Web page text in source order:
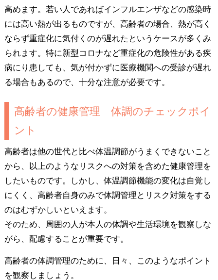
高めます。若い人であればインフルエンザなどの感染時
には高い熱が出るものですが、高齢者の場合、熱が高く
ならず重症化に気付くのが遅れたというケースが多くみ
られます。特に新型コロナなど重症化の危険性がある疾
病にり患しても、気が付かずに医療機関への受診が遅れ
る場合もあるので、十分な注意が必要です。
高齢者の健康管理 体調のチェックポイ
ント
高齢者は他の世代と比べ体温調節がうまくできないこと
から、以上のようなリスクへの対策を含めた健康管理を
したいものです。しかし、体温調節機能の変化は自覚し
にくく、高齢者自身のみで体調管理とリスク対策をする
のはむずかしいといえます。
そのため、周囲の人が本人の体調や生活環境を観察しな
がら、配慮することが重要です。
高齢者の体調管理のために、日々、このようなポイント
を観察しましょう。